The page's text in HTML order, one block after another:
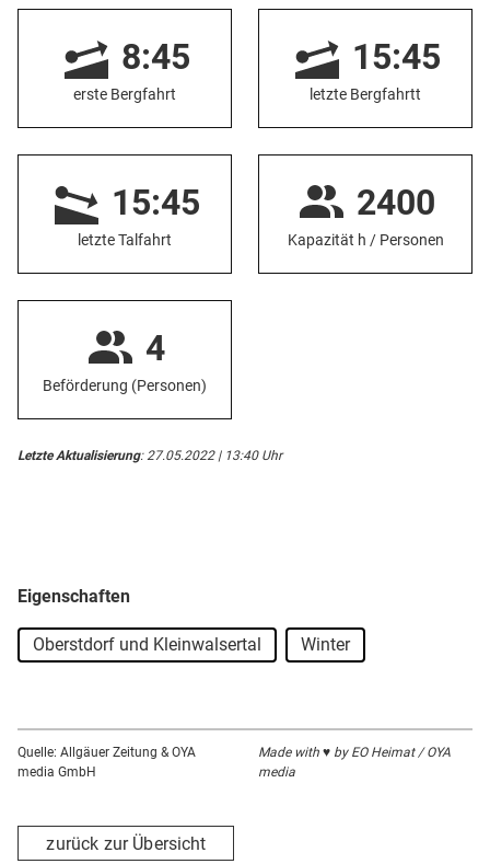
8:45
erste Bergfahrt
15:45
letzte Bergfahrtt
15:45
letzte Talfahrt
2400
Kapazität h / Personen
4
Beförderung (Personen)
Letzte Aktualisierung: 27.05.2022 | 13:40 Uhr
Eigenschaften
Oberstdorf und Kleinwalsertal Winter
Quelle: Allgäuer Zeitung & OYA
media GmbH
Made with ♥ by EO Heimat / OYA
media
zurück zur Übersicht